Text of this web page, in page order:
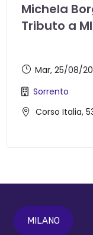
Michela
Tributo a
Corso Italia,
Sorrento
Mar, 25/08/
MILANO